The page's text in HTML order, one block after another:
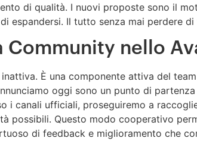
di qualità. I nuovi proposte sono il
espandersi. Il tutto senza mai perdere
Community nello
È una componente attiva del
oggi sono un punto di
i canali ufficiali, proseguiremo a
possibili. Questo modo cooperativo
di feedback e miglioramento che